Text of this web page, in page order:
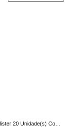
Milid , 300 mg Blister 20 Unidade(s) Comp disp